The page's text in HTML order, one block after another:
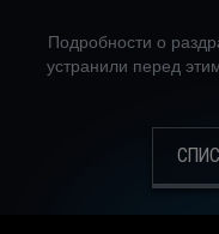
Подробности о
устранили перед